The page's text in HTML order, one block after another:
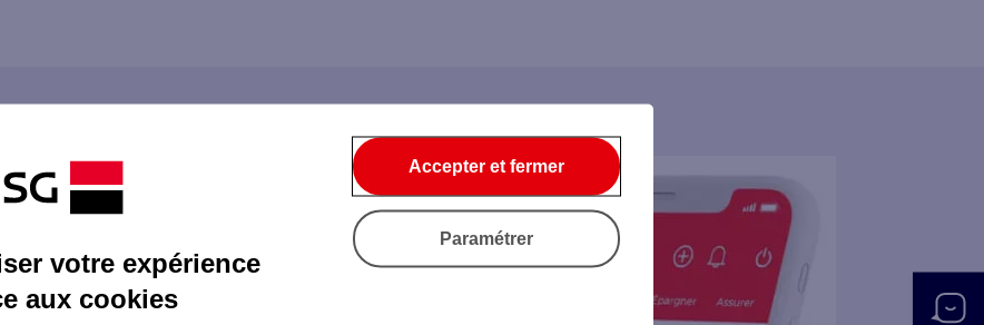
votre expérience
aux cookies
Accepter et fermer
Paramétrer